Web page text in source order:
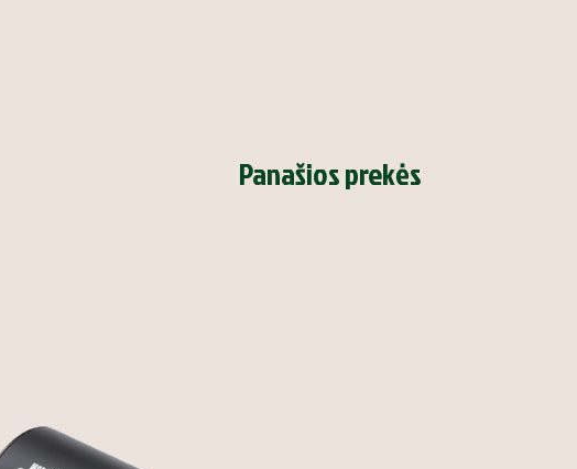
Panašios prekės